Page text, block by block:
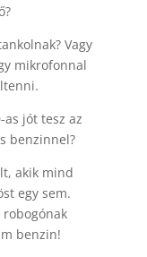
Vagy
mikrofonnal
jót tesz az
benzinnel?
akik mind
egy sem.
benzin!